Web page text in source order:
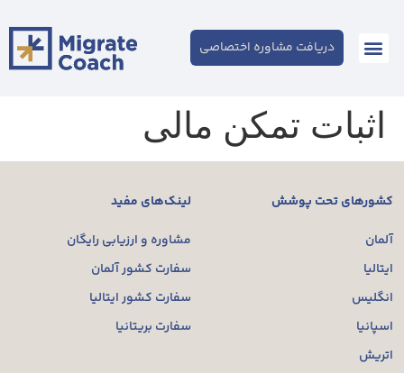
دریافت مشاوره اختصاصی
اثبات تمکن مالی
کشورهای تحت پوشش
آلمان
ایتالیا
انگلیس
اسپانیا
اتریش
لینک‌های مفید
مشاوره و ارزیابی رایگان
سفارت کشور آلمان
سفارت کشور ایتالیا
سفارت بریتانیا